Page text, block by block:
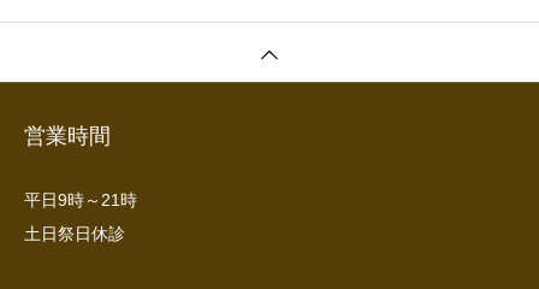
営業時間
平日9時～21時
土日祭日休診